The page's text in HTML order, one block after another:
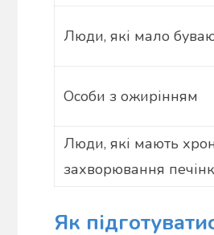
Люди, які мало
Особи з ожирінням
Люди, які мають
захворювання
Як